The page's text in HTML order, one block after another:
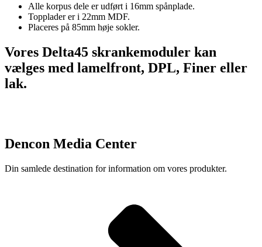
Alle korpus dele er udført i 16mm spånplade.
Topplader er i 22mm MDF.
Placeres på 85mm høje sokler.
Vores Delta45 skrankemoduler kan
vælges med lamelfront, DPL, Finer eller
lak.
Dencon Media Center
Din samlede destination for information om vores produkter.